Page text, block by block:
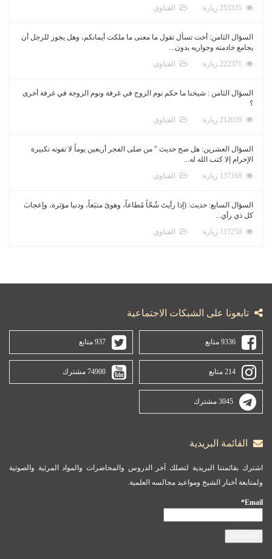
الفتاوى
السؤال الثامن: أخت تسأل تقول ما معنى ما ملكت أيمانكم، وهل يجوز للرجل أن
يجامع خادمته وجواريه بدون...
الفتاوى
السؤال الثامن : شيخنا ما حكم نوم الزوج في غرفة ونوم الزوجة في غرفة أخرى
؟
الفتاوى
السؤال العشرين: هل صح حديث " من صلى الفجر أربعين يوماً لا تفوته تكبيرة
الإحرام إلا كتب الله له...
الفتاوى
السؤال السابع: حديث: (إذا رأيتَ شُحّاً مُطاعاً، وهوىً متبَعاً، ودنيا مؤثرة، وإعجابَ
كل ذي رأي...
الفتاوى
تابعونا على الشبكات الاجتماعية
9336 متابع 937 متابع
214 متابع 74900 مشترك
3045 مشترك
القائمة البريدية
اشترك بقائمتنا البريدية لتصلك آخر الدروس والمحاضرات والمواد المرئية والصوتية
ولمتابعة أخبار الشيخ ومواعيد مجالسه العلمية.
Email*